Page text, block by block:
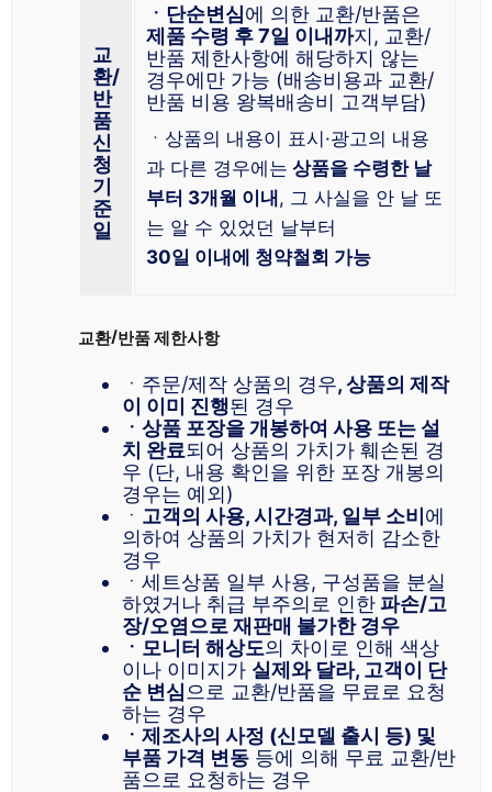
교
환/
반
품
신
청
기
준
일
ㆍ단순변심에 의한 교환/반품은
제품 수령 후 7일 이내까지, 교환/
반품 제한사항에 해당하지 않는
경우에만 가능 (배송비용과 교환/
반품 비용 왕복배송비 고객부담)
ㆍ상품의 내용이 표시·광고의 내용
과 다른 경우에는 상품을 수령한 날
부터 3개월 이내, 그 사실을 안 날 또
는 알 수 있었던 날부터
30일 이내에 청약철회 가능
교환/반품 제한사항
ㆍ주문/제작 상품의 경우, 상품의 제작
이 이미 진행된 경우
ㆍ상품 포장을 개봉하여 사용 또는 설
치 완료되어 상품의 가치가 훼손된 경
우 (단, 내용 확인을 위한 포장 개봉의
경우는 예외)
ㆍ 고객의 사용, 시간경과, 일부 소비에
의하여 상품의 가치가 현저히 감소한
경우
ㆍ세트상품 일부 사용, 구성품을 분실
하였거나 취급 부주의로 인한 파손/고
장/오염으로 재판매 불가한 경우
ㆍ모니터 해상도의 차이로 인해 색상
이나 이미지가 실제와 달라, 고객이 단
순 변심 으로 교환/반품을 무료로 요청
하는 경우
ㆍ제조사의 사정 (신모델 출시 등) 및
부품 가격 변동 등에 의해 무료 교환/반
품으로 요청하는 경우